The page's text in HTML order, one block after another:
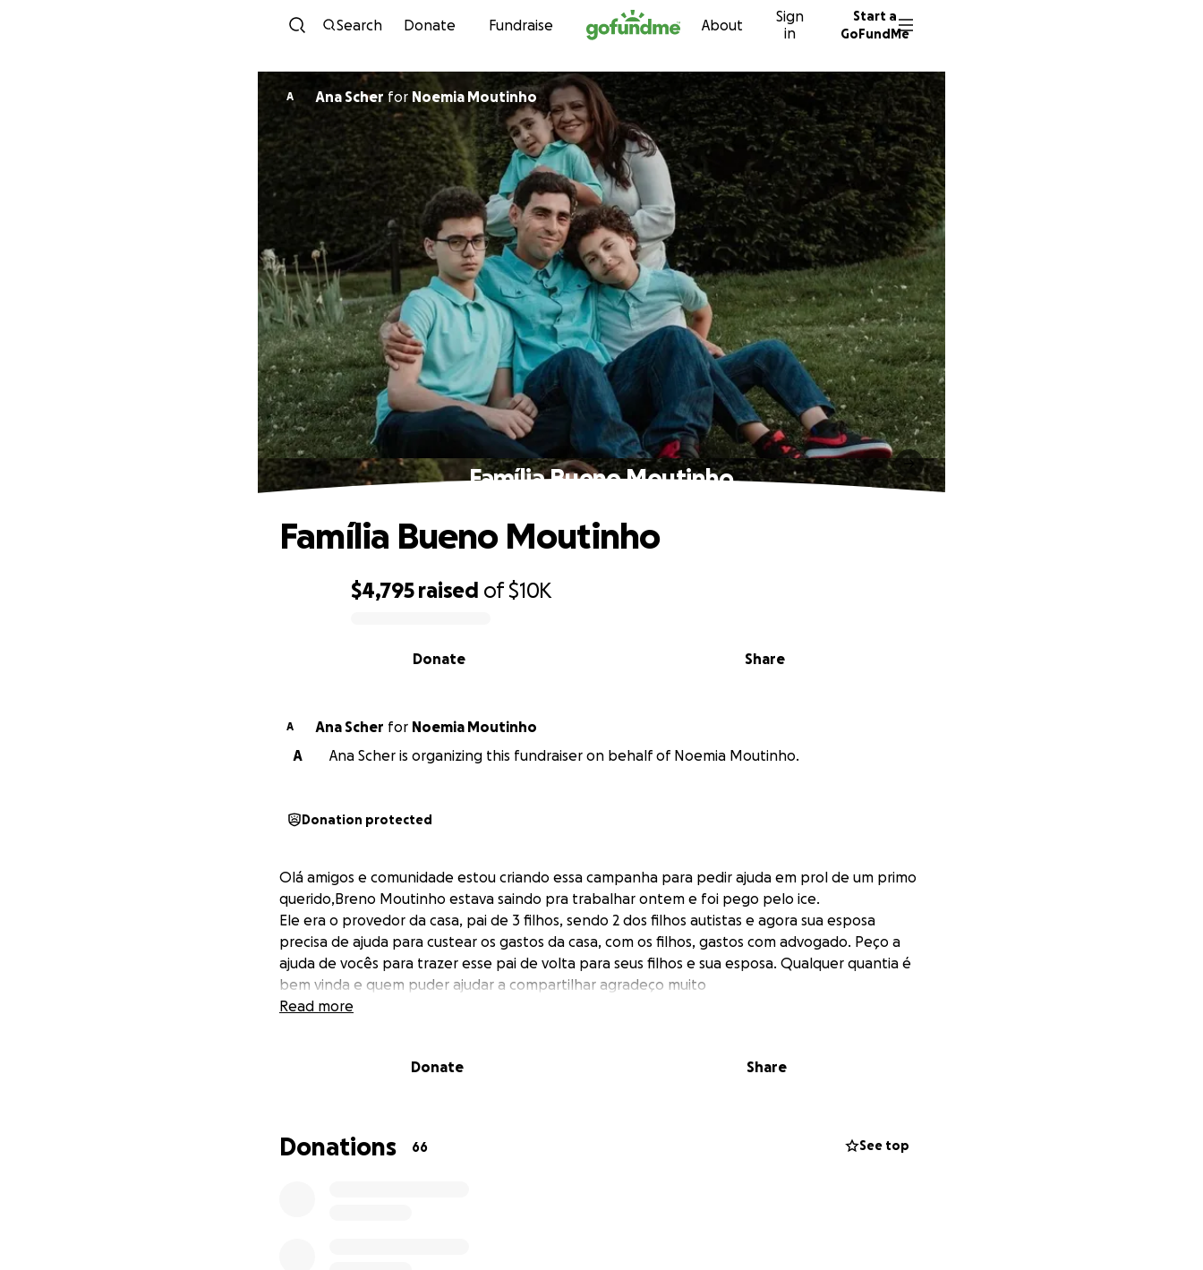
Skip to content
Search Donate Fundraise About
Sign
in
Start a
GoFundMe
A Ana Scherfor Noemia Moutinho
Família Bueno Moutinho
$4,795 raised of$10K
Share
Donate
Família Bueno Moutinho
A Ana Scher for
Noemia Moutinho
A
Ana Scher is organizing this fundraiser on behalf of Noemia Moutinho.
Donation protected
Olá amigos e comunidade estou criando essa campanha para pedir ajuda em prol de um primo
querido,Breno Moutinho estava saindo pra trabalhar ontem e foi pego pelo ice.
Ele era o provedor da casa, pai de 3 filhos, sendo 2 dos filhos autistas e agora sua esposa
precisa de ajuda para custear os gastos da casa, com os filhos, gastos com advogado. Peço a
ajuda de vocês para trazer esse pai de volta para seus filhos e sua esposa. Qualquer quantia é
bem vinda e quem puder ajudar a compartilhar agradeço muito
Read more
Donate Share
Donations 66 See top